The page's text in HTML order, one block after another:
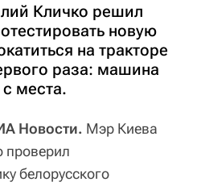
Кличко решил
новую
на тракторе
раза: машина
с места.
Новости. Мэр Киева
проверил
белорусского